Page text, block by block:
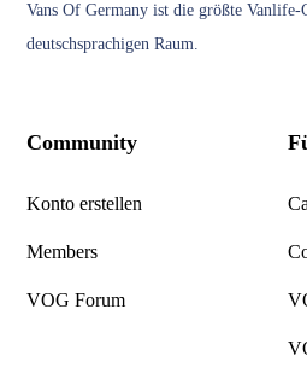
Vans Of Germany ist die größte
deutschsprachigen Raum.
Community
Konto erstellen
Members
VOG Forum